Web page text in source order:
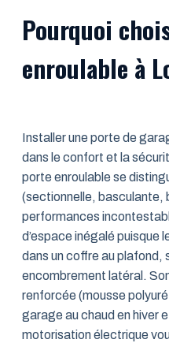
Pourquoi
enroulable à
Installer une porte de
dans le confort et la
porte enroulable se
(sectionnelle, basculante,
performances
d’espace inégalé puisque
dans un coffre au plafond,
encombrement latéral.
renforcée (mousse
garage au chaud en hiver
motorisation électrique